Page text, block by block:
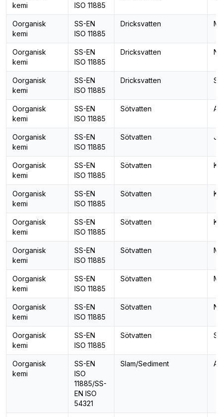
kemi
ISO 11885
Oorganisk
kemi
SS-EN
ISO 11885
Dricksvatten
Oorganisk
kemi
SS-EN
ISO 11885
Dricksvatten
Oorganisk
kemi
SS-EN
ISO 11885
Dricksvatten
Oorganisk
kemi
SS-EN
ISO 11885
Sötvatten
Oorganisk
kemi
SS-EN
ISO 11885
Sötvatten
Oorganisk
kemi
SS-EN
ISO 11885
Sötvatten
Oorganisk
kemi
SS-EN
ISO 11885
Sötvatten
Oorganisk
kemi
SS-EN
ISO 11885
Sötvatten
Oorganisk
kemi
SS-EN
ISO 11885
Sötvatten
Oorganisk
kemi
SS-EN
ISO 11885
Sötvatten
Oorganisk
kemi
SS-EN
ISO 11885
Sötvatten
Oorganisk
kemi
SS-EN
ISO 11885
Sötvatten
Oorganisk
kemi
SS-EN
ISO
11885/SS-
EN ISO
54321
Slam/Sediment